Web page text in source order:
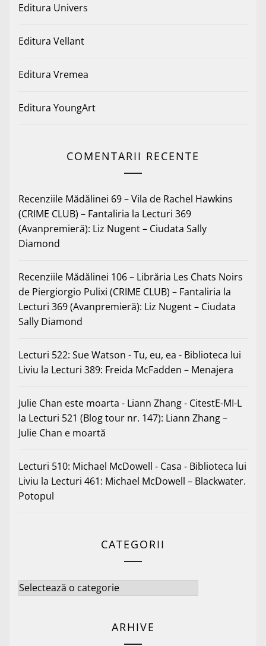
Editura Univers
Editura Vellant
Editura Vremea
Editura YoungArt
COMENTARII RECENTE
Recenziile Mădălinei 69 – Vila de Rachel Hawkins
(CRIME CLUB) – Fantaliria la Lecturi 369
(Avanpremieră): Liz Nugent – Ciudata Sally
Diamond
Recenziile Mădălinei 106 – Librăria Les Chats Noirs
de Piergiorgio Pulixi (CRIME CLUB) – Fantaliria la
Lecturi 369 (Avanpremieră): Liz Nugent – Ciudata
Sally Diamond
Lecturi 522: Sue Watson - Tu, eu, ea - Biblioteca lui
Liviu la Lecturi 389: Freida McFadden – Menajera
Julie Chan este moarta - Liann Zhang - CitestE-MI-L
la Lecturi 521 (Blog tour nr. 147): Liann Zhang –
Julie Chan e moartă
Lecturi 510: Michael McDowell - Casa - Biblioteca lui
Liviu la Lecturi 461: Michael McDowell – Blackwater.
Potopul
CATEGORII
Categorii
ARHIVE